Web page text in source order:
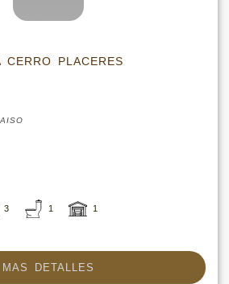
CERRO PLACERES
3 1 1
MAS DETALLES